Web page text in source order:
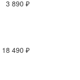
3 890 ₽
18 490 ₽